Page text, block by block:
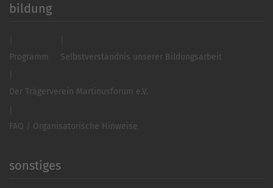
bildung
Programm Selbstverständnis unserer Bildungsarbeit
Der Trägerverein Martinusforum e.V.
FAQ / Organisatorische Hinweise
sonstiges